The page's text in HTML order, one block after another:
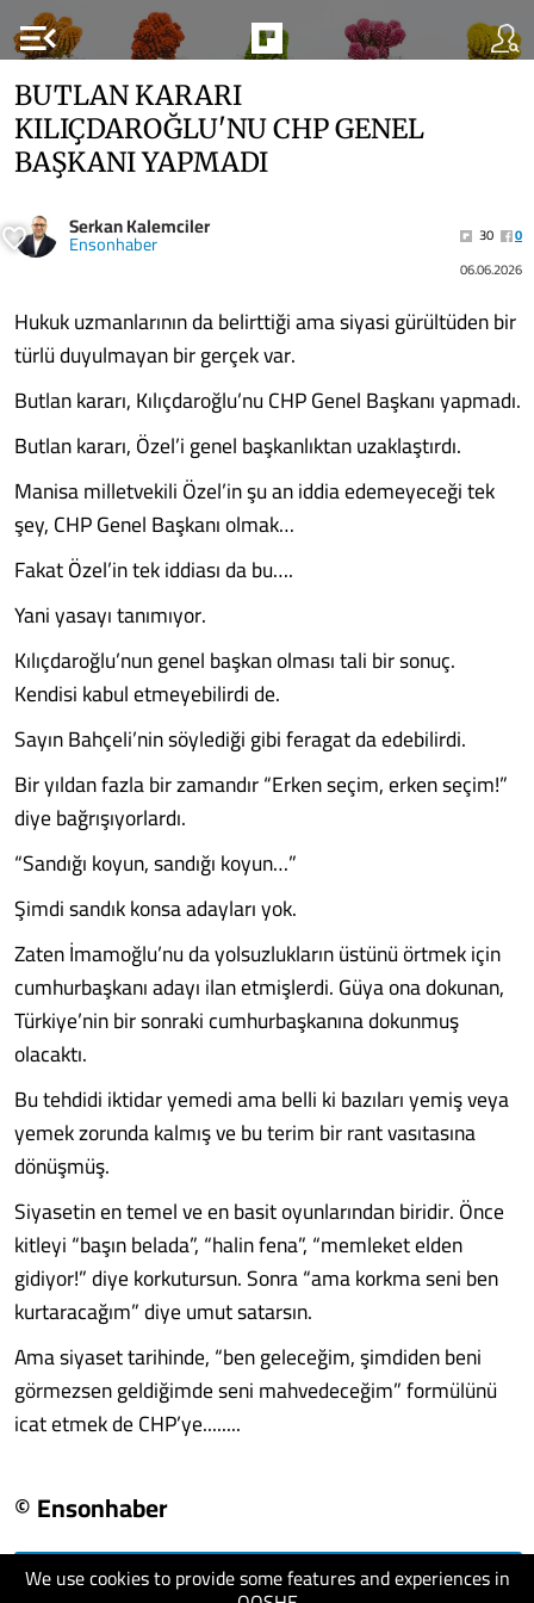
menu_open
We use cookies to provide some features and experiences in
BUTLAN KARARI
KILIÇDAROĞLU'NU CHP GENEL
BAŞKANI YAPMADI
Serkan Kalemciler
Ensonhaber 30
0
06.06.2026
Hukuk uzmanlarının da belirttiği ama siyasi gürültüden bir
türlü duyulmayan bir gerçek var.
Butlan kararı, Kılıçdaroğlu’nu CHP Genel Başkanı yapmadı.
Butlan kararı, Özel’i genel başkanlıktan uzaklaştırdı.
Manisa milletvekili Özel’in şu an iddia edemeyeceği tek
şey, CHP Genel Başkanı olmak…
Fakat Özel’in tek iddiası da bu….
Yani yasayı tanımıyor.
Kılıçdaroğlu’nun genel başkan olması tali bir sonuç.
Kendisi kabul etmeyebilirdi de.
Sayın Bahçeli’nin söylediği gibi feragat da edebilirdi.
Bir yıldan fazla bir zamandır “Erken seçim, erken seçim!”
diye bağrışıyorlardı.
“Sandığı koyun, sandığı koyun…”
Şimdi sandık konsa adayları yok.
Zaten İmamoğlu’nu da yolsuzlukların üstünü örtmek için
cumhurbaşkanı adayı ilan etmişlerdi. Güya ona dokunan,
Türkiye’nin bir sonraki cumhurbaşkanına dokunmuş
olacaktı.
Bu tehdidi iktidar yemedi ama belli ki bazıları yemiş veya
yemek zorunda kalmış ve bu terim bir rant vasıtasına
dönüşmüş.
Siyasetin en temel ve en basit oyunlarından biridir. Önce
kitleyi “başın belada”, “halin fena”, “memleket elden
gidiyor!” diye korkutursun. Sonra “ama korkma seni ben
kurtaracağım” diye umut satarsın.
Ama siyaset tarihinde, “ben geleceğim, şimdiden beni
görmezsen geldiğimde seni mahvedeceğim” formülünü
icat etmek de CHP’ye........
© Ensonhaber